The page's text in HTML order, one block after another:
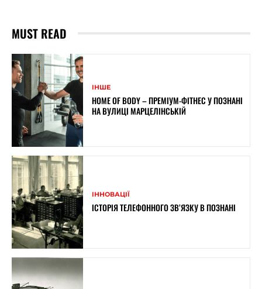
MUST READ
ІНШЕ
HOME OF BODY – ПРЕМІУМ-ФІТНЕС У ПОЗНАНІ
НА ВУЛИЦІ МАРЦЕЛІНСЬКІЙ
ІННОВАЦІЇ
ІСТОРІЯ ТЕЛЕФОННОГО ЗВ’ЯЗКУ В ПОЗНАНІ